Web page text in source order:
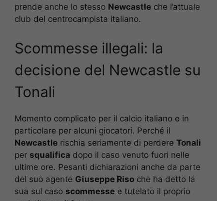
prende anche lo stesso Newcastle che l’attuale
club del centrocampista italiano.
Scommesse illegali: la
decisione del Newcastle su
Tonali
Momento complicato per il calcio italiano e in
particolare per alcuni giocatori. Perché il
Newcastle rischia seriamente di perdere Tonali
per squalifica dopo il caso venuto fuori nelle
ultime ore. Pesanti dichiarazioni anche da parte
del suo agente Giuseppe Riso che ha detto la
sua sul caso scommesse e tutelato il proprio